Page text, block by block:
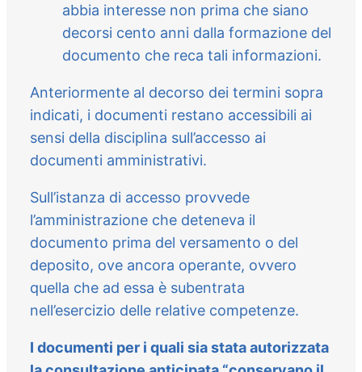
abbia interesse non prima che siano
decorsi cento anni dalla formazione del
documento che reca tali informazioni.
Anteriormente al decorso dei termini sopra
indicati, i documenti restano accessibili ai
sensi della disciplina sull’accesso ai
documenti amministrativi.
Sull’istanza di accesso provvede
l’amministrazione che deteneva il
documento prima del versamento o del
deposito, ove ancora operante, ovvero
quella che ad essa è subentrata
nell’esercizio delle relative competenze.
I documenti per i quali sia stata autorizzata